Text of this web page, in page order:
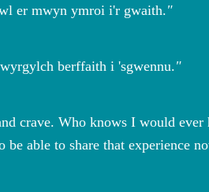
er mwyn ymroi i'r gwaith.
berffaith i 'sgwennu.
crave. Who knows I would ever
able to share that experience